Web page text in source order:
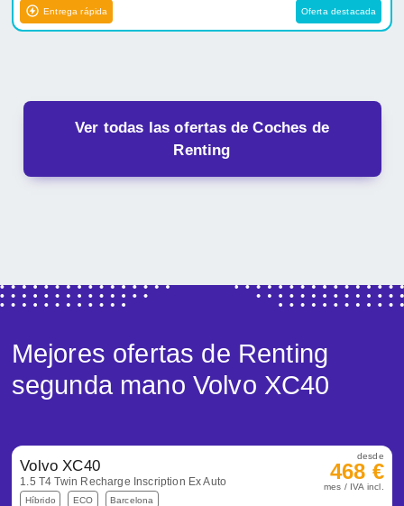
Entrega rápida Oferta destacada
Ver todas las ofertas de Coches de
Renting
Mejores ofertas de Renting
segunda mano Volvo XC40
Volvo XC40
1.5 T4 Twin Recharge Inscription Ex Auto
Híbrido ECO Barcelona
desde
468 €
mes / IVA incl.